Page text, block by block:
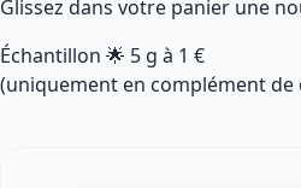
Glissez dans votre panier une
Échantillon 🌟 5 g à 1 €
(uniquement en complément de